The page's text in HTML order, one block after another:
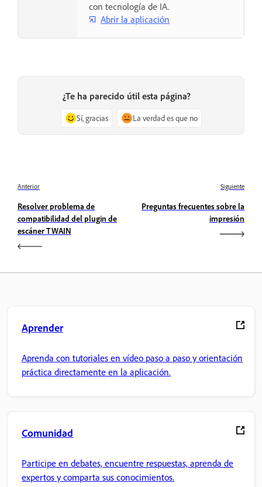
con tecnología de IA.
Abrir la aplicación
¿Te ha parecido útil esta página?
Sí, gracias La verdad es que no
Anterior
Resolver problema de
compatibilidad del plugin de
escáner TWAIN
Siguiente
Preguntas frecuentes sobre la
impresión
Aprender
Aprenda con tutoriales en vídeo paso a paso y orientación
práctica directamente en la aplicación.
Comunidad
Participe en debates, encuentre respuestas, aprenda de
expertos y comparta sus conocimientos.